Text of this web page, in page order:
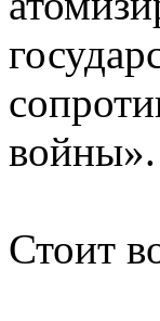
войны».
Стоит